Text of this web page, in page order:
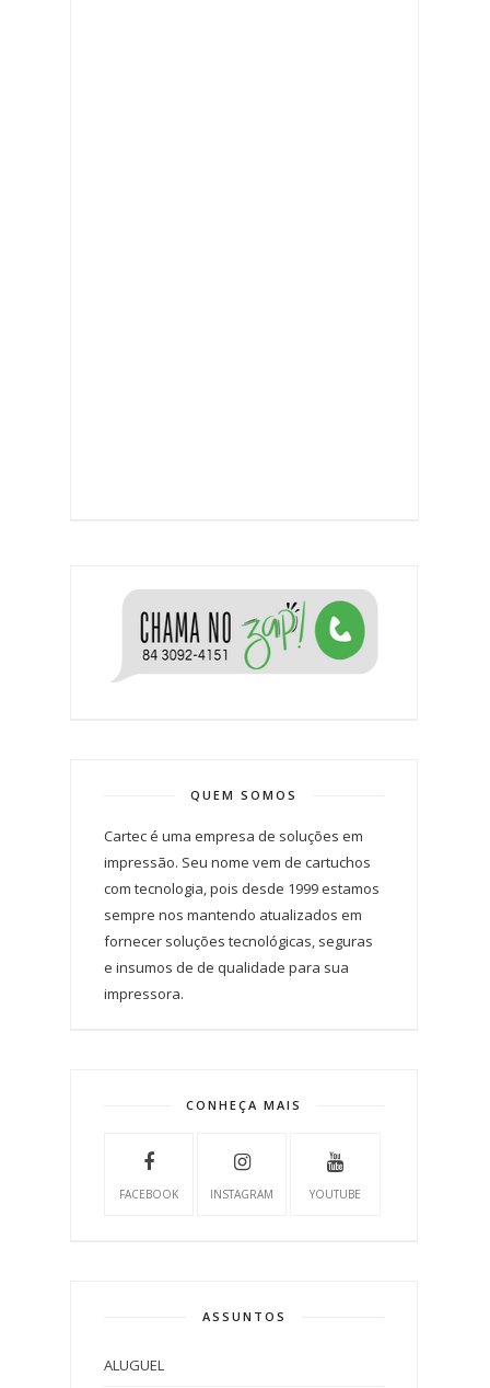
QUEM SOMOS
Cartec é uma empresa de soluções em
impressão. Seu nome vem de cartuchos
com tecnologia, pois desde 1999 estamos
sempre nos mantendo atualizados em
fornecer soluções tecnológicas, seguras
e insumos de de qualidade para sua
impressora.
CONHEÇA MAIS
FACEBOOK INSTAGRAM YOUTUBE
ASSUNTOS
ALUGUEL